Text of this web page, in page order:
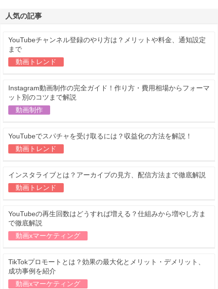
人気の記事
YouTubeチャンネル登録のやり方は？メリットや料金、通知設定
まで
動画トレンド
Instagram動画制作の完全ガイド！作り方・費用相場からフォーマ
ット別のコツまで解説
動画制作
YouTubeでスパチャを受け取るには？収益化の方法を解説！
動画トレンド
インスタライブとは？アーカイブの見方、配信方法まで徹底解説
動画トレンド
YouTubeの再生回数はどうすれば増える？仕組みから増やし方ま
で徹底解説
動画xマーケティング
TikTokプロモートとは？効果の最大化とメリット・デメリット、
成功事例を紹介
動画xマーケティング